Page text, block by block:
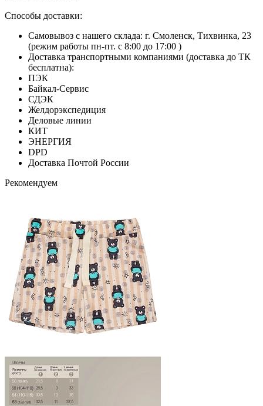
Способы доставки:
Самовывоз с нашего склада: г. Смоленск, Тихвинка, 23
(режим работы пн-пт. с 8:00 до 17:00 )
Доставка транспортными компаниями (доставка до ТК
бесплатна):
ПЭК
Байкал-Сервис
СДЭК
Желдорэкспедиция
Деловые линии
КИТ
ЭНЕРГИЯ
DPD
Доставка Почтой России
Рекомендуем